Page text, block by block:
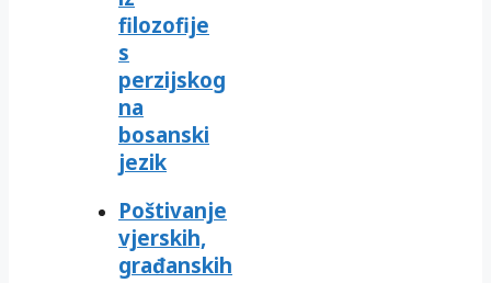
filozofije
s
perzijskog
na
bosanski
jezik
Poštivanje
vjerskih,
građanskih